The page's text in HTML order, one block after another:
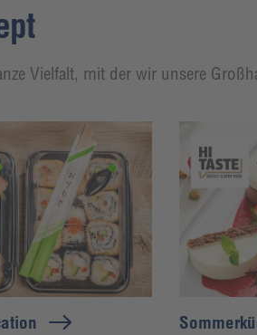
Vielfalt, mit der wir unsere